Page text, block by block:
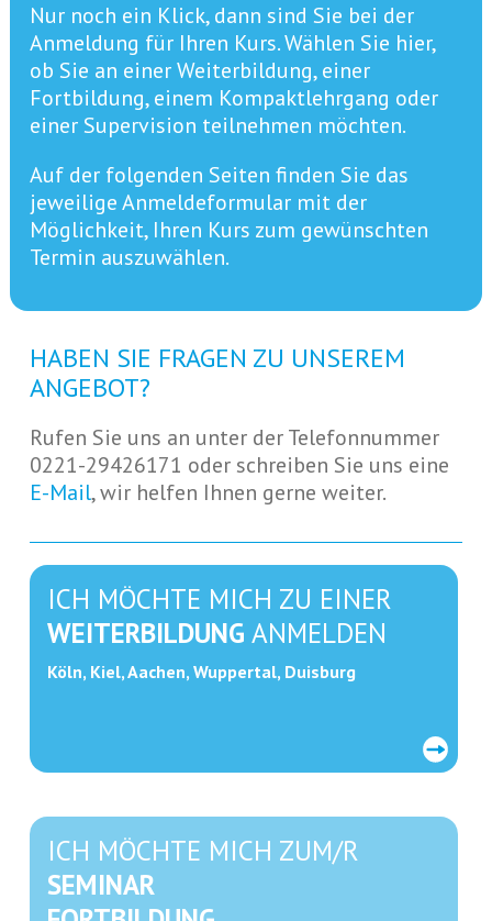
Nur noch ein Klick, dann sind Sie bei der
Anmeldung für Ihren Kurs. Wählen Sie hier,
ob Sie an einer Weiterbildung, einer
Fortbildung, einem Kompaktlehrgang oder
einer Supervision teilnehmen möchten.
Auf der folgenden Seiten finden Sie das
jeweilige Anmeldeformular mit der
Möglichkeit, Ihren Kurs zum gewünschten
Termin auszuwählen.
HABEN SIE FRAGEN ZU UNSEREM
ANGEBOT?
Rufen Sie uns an unter der Telefonnummer
0221-29426171 oder schreiben Sie uns eine
E-Mail, wir helfen Ihnen gerne weiter.
ICH MÖCHTE MICH ZU EINER
WEITERBILDUNG ANMELDEN
Köln, Kiel, Aachen, Wuppertal, Duisburg
ICH MÖCHTE MICH ZUM/R
SEMINAR